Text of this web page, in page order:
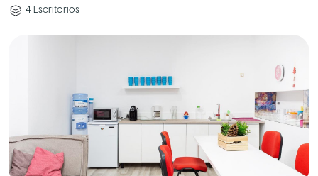
4 Escritorios